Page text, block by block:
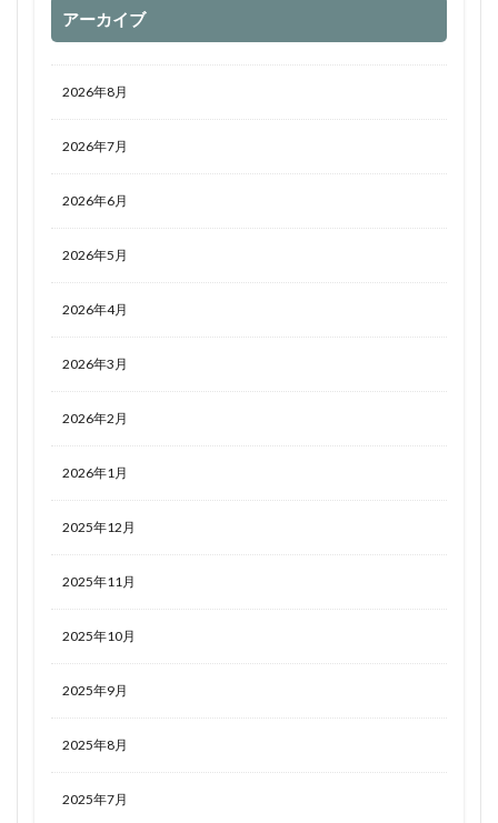
アーカイブ
2026年8月
2026年7月
2026年6月
2026年5月
2026年4月
2026年3月
2026年2月
2026年1月
2025年12月
2025年11月
2025年10月
2025年9月
2025年8月
2025年7月